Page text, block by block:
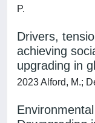
P.
Drivers,
achieving
upgrading in
2023 Alford, M.;